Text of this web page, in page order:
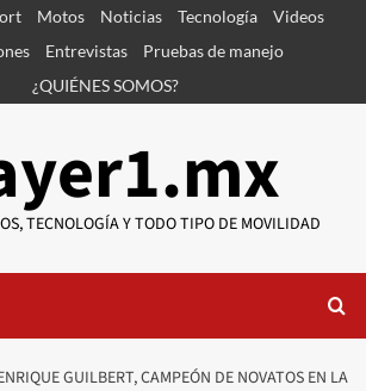
Motos Noticias Tecnología
Videos
Entrevistas
Pruebas de manejo
¿QUIÉNES SOMOS?
TECNOLOGÍA Y TODO TIPO DE MOVILIDAD
GUILBERT, CAMPEÓN DE NOVATOS EN LA